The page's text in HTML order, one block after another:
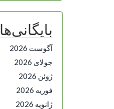
بایگانی‌ها
آگوست 2026
جولای 2026
ژوئن 2026
فوریه 2026
ژانویه 2026